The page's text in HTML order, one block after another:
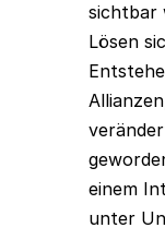
sichtbar
Lösen
einem
unter